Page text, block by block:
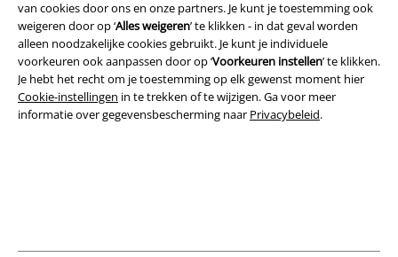
van cookies door ons en onze partners. Je kunt je toestemming ook
weigeren door op ‘Alles weigeren’ te klikken - in dat geval worden
alleen noodzakelijke cookies gebruikt. Je kunt je individuele
voorkeuren ook aanpassen door op ‘Voorkeuren instellen’ te klikken.
Je hebt het recht om je toestemming op elk gewenst moment hier
Cookie-instellingen in te trekken of te wijzigen. Ga voor meer
informatie over gegevensbescherming naar Privacybeleid.